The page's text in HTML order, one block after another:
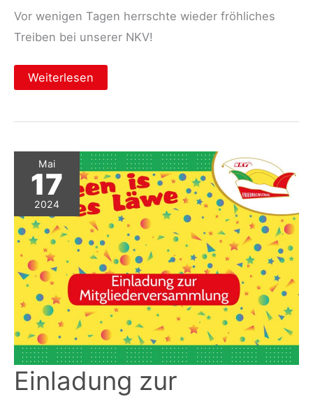
Vor wenigen Tagen herrschte wieder fröhliches
Treiben bei unserer NKV!
Vorweihnachtliche
Stimmung
NKV
Weiterlesen
Mai
17
2024
Einladung zur